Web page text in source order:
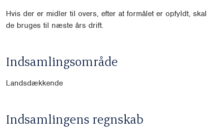
Hvis der er midler til overs, efter at formålet er opfyldt, skal
de bruges til næste års drift.
Indsamlingsområde
Landsdækkende
Indsamlingens regnskab